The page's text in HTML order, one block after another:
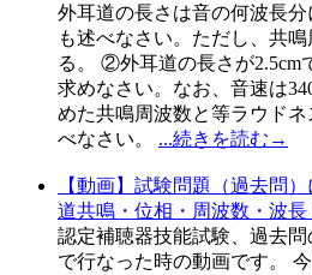
外耳道の長さは音の何波長
も述べなさい。ただし、共
る。 ②外耳道の長さが2.5cm
求めなさい。なお、音速は
めた共鳴周波数と等ラウド
べなさい。 ...続きを読む→
【動画】試験問題（過去問
道共鳴・位相・周波数・波
認定補聴器技能試験、過去
で行なった時の動画です。